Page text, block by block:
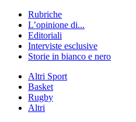
Rubriche
L’opinione di...
Editoriali
Interviste esclusive
Storie in bianco e nero
Altri Sport
Basket
Rugby
Altri